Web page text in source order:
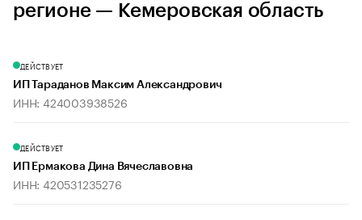
регионе — Кемеровская область
ДЕЙСТВУЕТ
ИП Тараданов Максим Александрович
ИНН: 424003938526
ДЕЙСТВУЕТ
ИП Ермакова Дина Вячеславовна
ИНН: 420531235276